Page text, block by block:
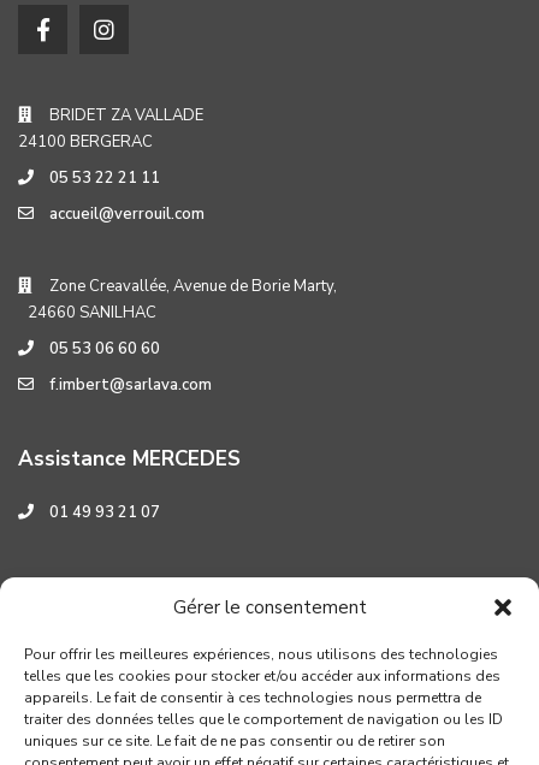
Gérer le consentement
Pour offrir les meilleures expériences, nous utilisons des technologies
telles que les cookies pour stocker et/ou accéder aux informations des
appareils. Le fait de consentir à ces technologies nous permettra de
traiter des données telles que le comportement de navigation ou les ID
uniques sur ce site. Le fait de ne pas consentir ou de retirer son
BRIDET ZA VALLADE
24100 BERGERAC
05 53 22 21 11
accueil@verrouil.com
Zone Creavallée, Avenue de Borie Marty,
24660 SANILHAC
05 53 06 60 60
f.imbert@sarlava.com
Assistance MERCEDES
01 49 93 21 07
Assistance HYUNDAI